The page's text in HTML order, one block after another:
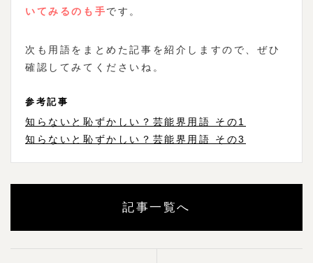
いてみるのも手です。
次も用語をまとめた記事を紹介しますので、ぜひ
確認してみてくださいね。
参考記事
知らないと恥ずかしい？芸能界用語 その1
知らないと恥ずかしい？芸能界用語 その3
記事一覧へ